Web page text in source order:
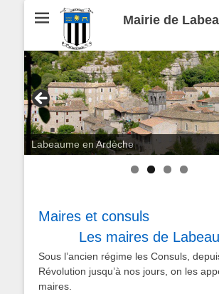
Mairie de
Labeaume en Ardèche
Maires et consuls
Les maires de
Sous l’ancien régime les Consuls,
Révolution jusqu’à nos jours, on les
maires.